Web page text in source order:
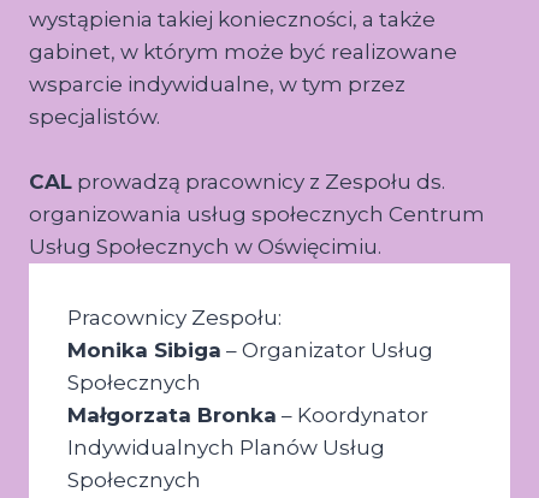
wystąpienia takiej konieczności, a także
gabinet, w którym może być realizowane
wsparcie indywidualne, w tym przez
specjalistów.
CAL prowadzą pracownicy z Zespołu ds.
organizowania usług społecznych Centrum
Usług Społecznych w Oświęcimiu.
Pracownicy Zespołu:
Monika Sibiga – Organizator Usług
Społecznych
Małgorzata Bronka – Koordynator
Indywidualnych Planów Usług
Społecznych